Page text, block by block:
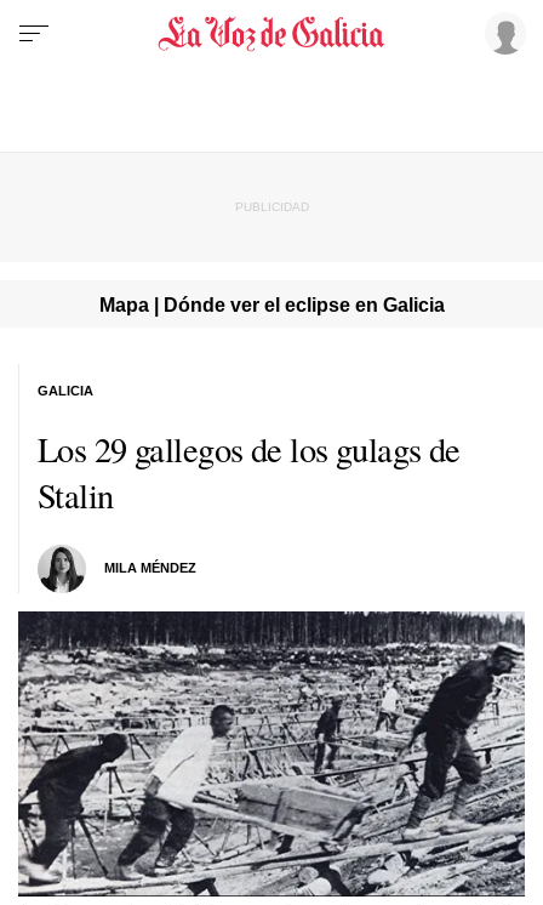
Mapa | Dónde ver el eclipse en Galicia
Los 29 gallegos de los gulags de
Stalin
MILA MÉNDEZ
GALICIA